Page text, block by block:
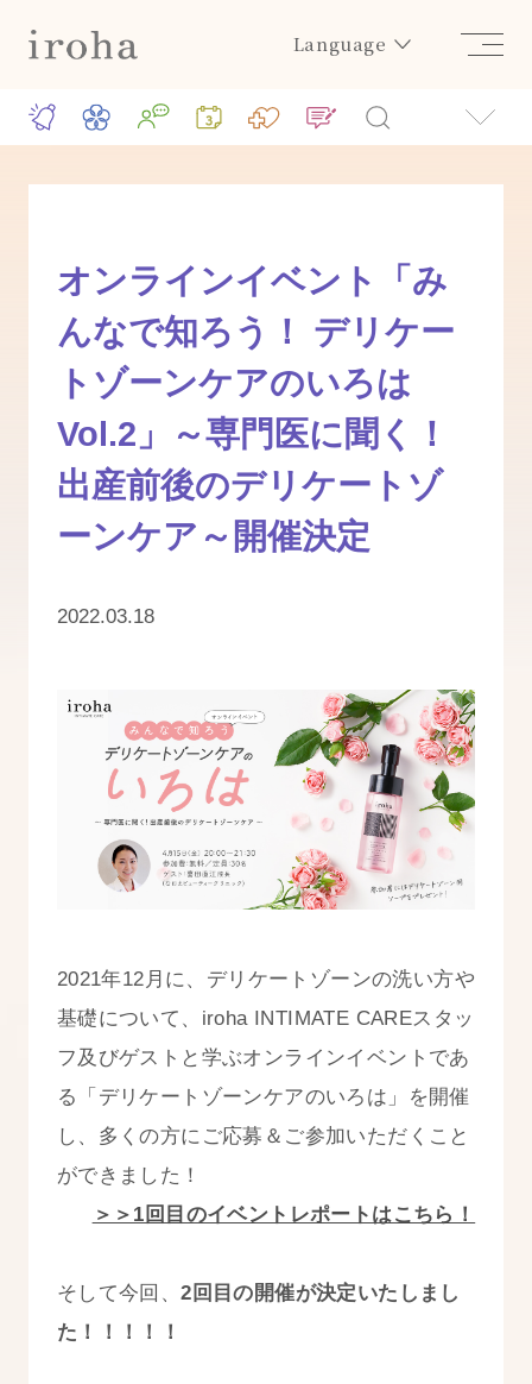
Language
オンラインイベント「み
んなで知ろう！ デリケー
トゾーンケアのいろは
Vol.2」～専門医に聞く！
出産前後のデリケートゾ
ーンケア～開催決定
2022.03.18
2021年12月に、デリケートゾーンの洗い方や
基礎について、iroha INTIMATE CAREスタッ
フ及びゲストと学ぶオンラインイベントであ
る「デリケートゾーンケアのいろは」を開催
し、多くの方にご応募＆ご参加いただくこと
ができました！
＞＞1回目のイベントレポートはこちら！
そして今回、2回目の開催が決定いたしまし
た！！！！！